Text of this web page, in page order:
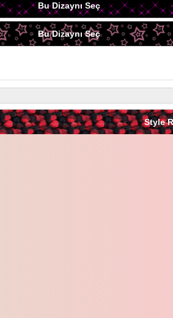
Bu Dizaynı Seç
Bu Dizaynı Seç
Style